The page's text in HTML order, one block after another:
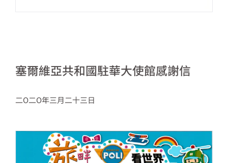
塞爾維亞共和國駐華大使館感謝信
二O二O年三月二十三日